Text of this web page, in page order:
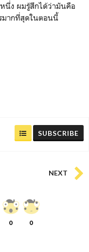
ง ผมรู้สึกได้ว่ามันคือ
มากที่สุดในตอนนี้
SUBSCRIBE
NEXT
0 0